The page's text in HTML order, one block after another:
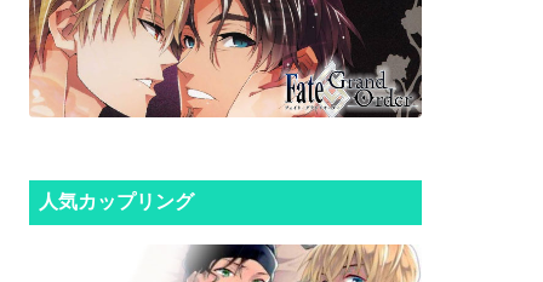
人気カップリング